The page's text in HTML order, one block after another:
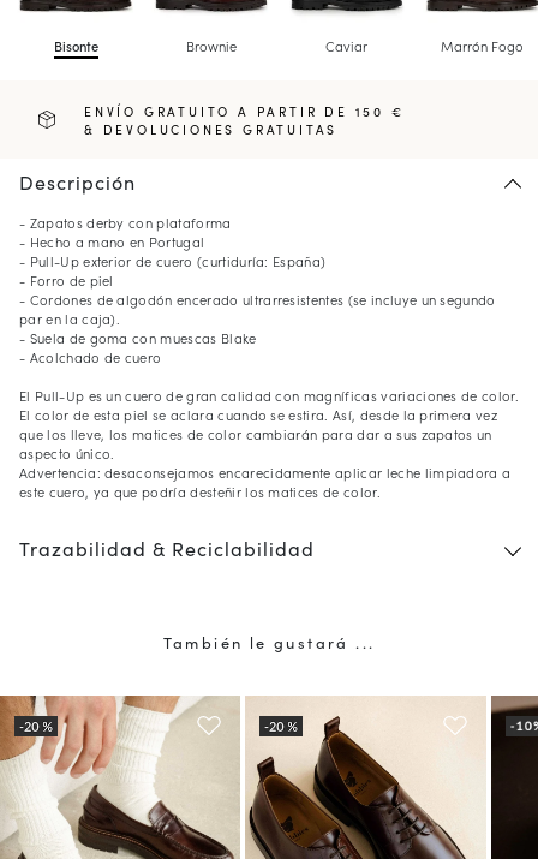
Bisonte Brownie Caviar Marrón Fogo
ENVÍO GRATUITO A PARTIR DE 150 €
& DEVOLUCIONES GRATUITAS
Descripción
- Zapatos derby con plataforma
- Hecho a mano en Portugal
- Pull-Up exterior de cuero (curtiduría: España)
- Forro de piel
- Cordones de algodón encerado ultrarresistentes (se incluye un segundo
par en la caja).
- Suela de goma con muescas Blake
- Acolchado de cuero
El Pull-Up es un cuero de gran calidad con magníficas variaciones de color.
El color de esta piel se aclara cuando se estira. Así, desde la primera vez
que los lleve, los matices de color cambiarán para dar a sus zapatos un
aspecto único.
Advertencia: desaconsejamos encarecidamente aplicar leche limpiadora a
este cuero, ya que podría desteñir los matices de color.
Trazabilidad & Reciclabilidad
También le gustará ...